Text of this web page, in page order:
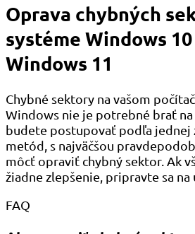
Oprava chybných
systéme Windows
Windows 11
Chybné sektory na vašom
Windows nie je potrebné brať na
budete postupovať podľa jednej
metód, s najväčšou
môcť opraviť chybný sektor. Ak
žiadne zlepšenie, pripravte sa na
FAQ